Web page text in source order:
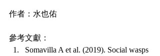
作者：水也佑
參考文獻：
Somavilla A et al. (2019). Social wasps